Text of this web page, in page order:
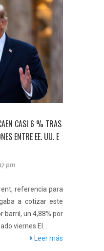
% TRAS
UU. E
para
este
por
El...
PRECIOS DEL
% ANTE PAUSA EN
Los precios del
ante un renovado
pausa en la nueva
Los precios del